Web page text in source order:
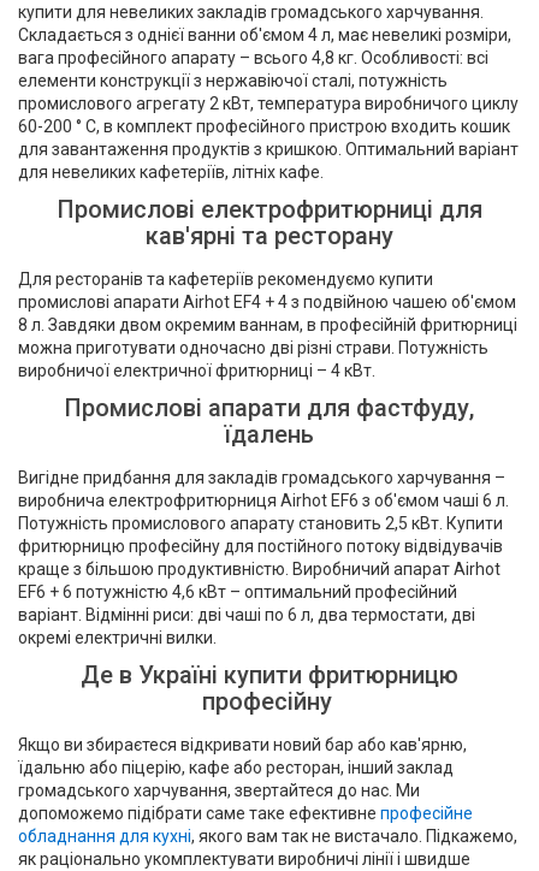
купити для невеликих закладів громадського харчування.
Складається з однієї ванни об'ємом 4 л, має невеликі розміри,
вага професійного апарату – всього 4,8 кг. Особливості: всі
елементи конструкції з нержавіючої сталі, потужність
промислового агрегату 2 кВт, температура виробничого циклу
60-200 ° С, в комплект професійного пристрою входить кошик
для завантаження продуктів з кришкою. Оптимальний варіант
для невеликих кафетеріїв, літніх кафе.
Промислові електрофритюрниці для
кав'ярні та ресторану
Для ресторанів та кафетеріїв рекомендуємо купити
промислові апарати Airhot EF4 + 4 з подвійною чашею об'ємом
8 л. Завдяки двом окремим ваннам, в професійній фритюрниці
можна приготувати одночасно дві різні страви. Потужність
виробничої електричної фритюрниці – 4 кВт.
Промислові апарати для фастфуду,
їдалень
Вигідне придбання для закладів громадського харчування –
виробнича електрофритюрниця Airhot EF6 з об'ємом чаші 6 л.
Потужність промислового апарату становить 2,5 кВт. Купити
фритюрницю професійну для постійного потоку відвідувачів
краще з більшою продуктивністю. Виробничий апарат Airhot
EF6 + 6 потужністю 4,6 кВт – оптимальний професійний
варіант. Відмінні риси: дві чаші по 6 л, два термостати, дві
окремі електричні вилки.
Де в Україні купити фритюрницю
професійну
Якщо ви збираєтеся відкривати новий бар або кав'ярню,
їдальню або піцерію, кафе або ресторан, інший заклад
громадського харчування, звертайтеся до нас. Ми
допоможемо підібрати саме таке ефективне професійне
обладнання для кухні, якого вам так не вистачало. Підкажемо,
як раціонально укомплектувати виробничі лінії і швидше